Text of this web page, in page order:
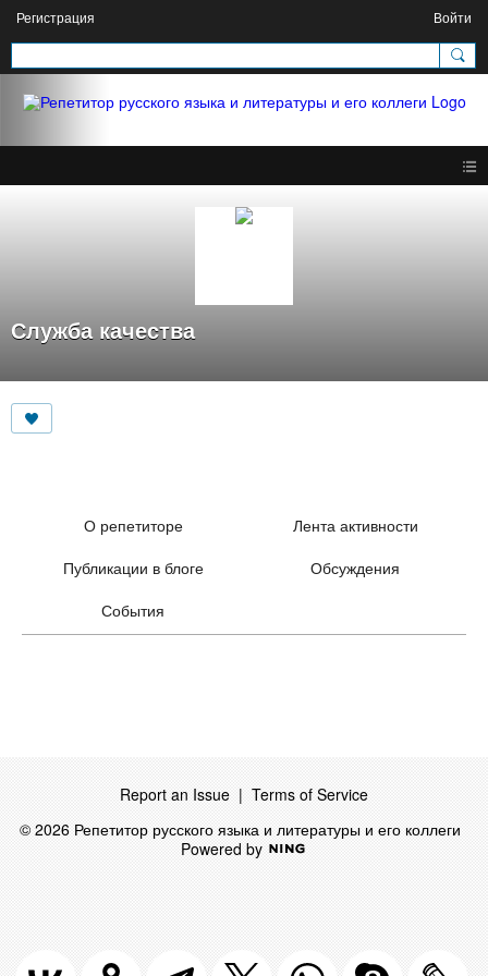
Регистрация Войти
Служба качества
О репетиторе
Лента активности
Публикации в блоге
Обсуждения
События
Report an Issue|Terms of Service
© 2026 Репетитор русского языка и литературы и его коллеги
Powered by